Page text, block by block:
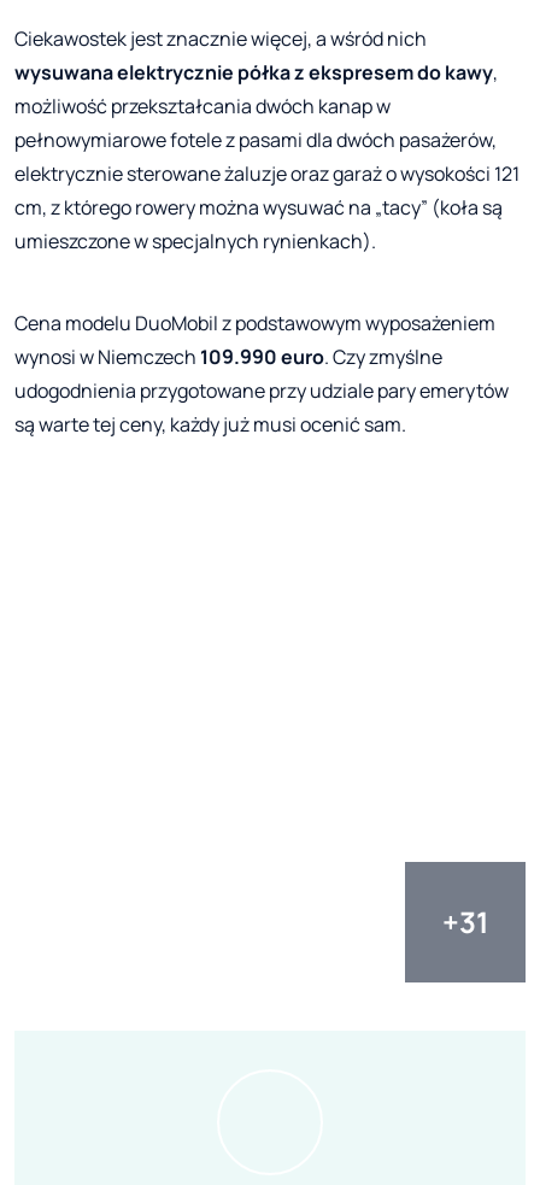
Ciekawostek jest znacznie więcej, a wśród nich
wysuwana elektrycznie półka z ekspresem do kawy,
możliwość przekształcania dwóch kanap w
pełnowymiarowe fotele z pasami dla dwóch pasażerów,
elektrycznie sterowane żaluzje oraz garaż o wysokości 121
cm, z którego rowery można wysuwać na „tacy” (koła są
umieszczone w specjalnych rynienkach).
Cena modelu DuoMobil z podstawowym wyposażeniem
wynosi w Niemczech 109.990 euro. Czy zmyślne
udogodnienia przygotowane przy udziale pary emerytów
są warte tej ceny, każdy już musi ocenić sam.